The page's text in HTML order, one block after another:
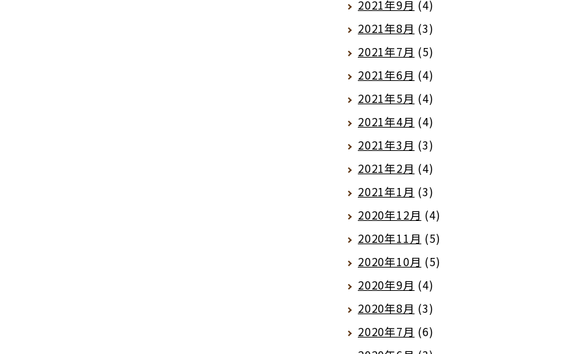
2021年9月 (4)
2021年8月 (3)
2021年7月 (5)
2021年6月 (4)
2021年5月 (4)
2021年4月 (4)
2021年3月 (3)
2021年2月 (4)
2021年1月 (3)
2020年12月 (4)
2020年11月 (5)
2020年10月 (5)
2020年9月 (4)
2020年8月 (3)
2020年7月 (6)